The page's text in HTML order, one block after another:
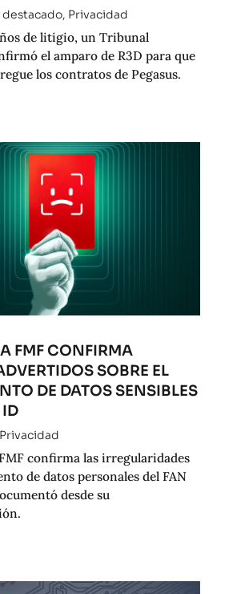
destacado, Privacidad
de litigio, un Tribunal
el amparo de R3D para que
los contratos de Pegasus.
FMF CONFIRMA
SOBRE EL
DE DATOS SENSIBLES
ID
Privacidad
confirma las irregularidades
de datos personales del FAN
desde su